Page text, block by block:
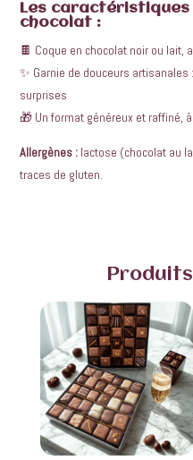
Les
chocolat :
🍫 Coque en chocolat noir ou lait,
✨ Garnie de douceurs
surprises
🎁 Un format généreux et raffiné,
Allergènes : lactose (chocolat au
traces de gluten.